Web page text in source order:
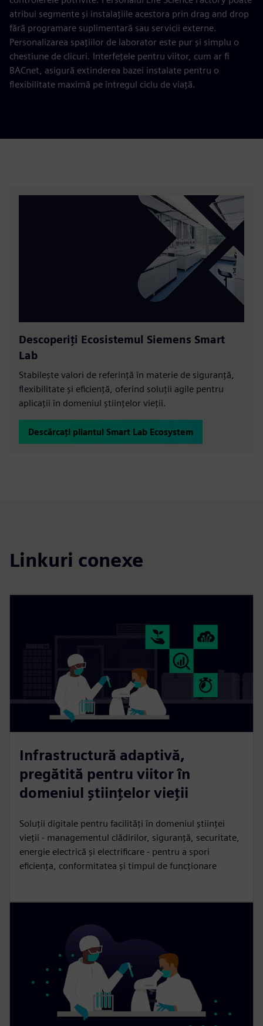
atribui segmente și instalațiile acestora prin drag and drop
fără programare suplimentară sau servicii externe.
Personalizarea spațiilor de laborator este pur și simplu o
chestiune de clicuri. Interfețele pentru viitor, cum ar fi
BACnet, asigură extinderea bazei instalate pentru o
flexibilitate maximă pe întregul ciclu de viață.
Descoperiți Ecosistemul Siemens Smart
Lab
Stabilește valori de referință în materie de siguranță,
flexibilitate și eficiență, oferind soluții agile pentru
aplicații în domeniul științelor vieții.
Descărcați pliantul Smart Lab Ecosystem
Linkuri conexe
Infrastructură adaptivă,
pregătită pentru viitor în
domeniul științelor vieții
Soluții digitale pentru facilități în domeniul științei
vieții - managementul clădirilor, siguranță, securitate,
energie electrică și electrificare - pentru a spori
eficiența, conformitatea și timpul de funcționare